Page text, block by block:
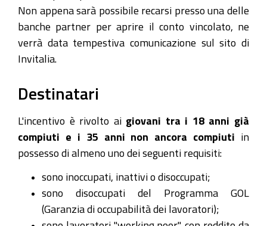
Non appena sarà possibile recarsi presso una delle
banche partner per aprire il conto vincolato, ne
verrà data tempestiva comunicazione sul sito di
Invitalia.
Destinatari
L'incentivo è rivolto ai giovani tra i 18 anni già
compiuti e i 35 anni non ancora compiuti in
possesso di almeno uno dei seguenti requisiti:
sono inoccupati, inattivi o disoccupati;
sono disoccupati del Programma GOL
(Garanzia di occupabilità dei lavoratori);